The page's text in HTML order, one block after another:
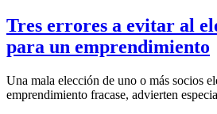
Tres errores a evitar al
para un emprendimiento
Una mala elección de uno o más socios
emprendimiento fracase, advierten